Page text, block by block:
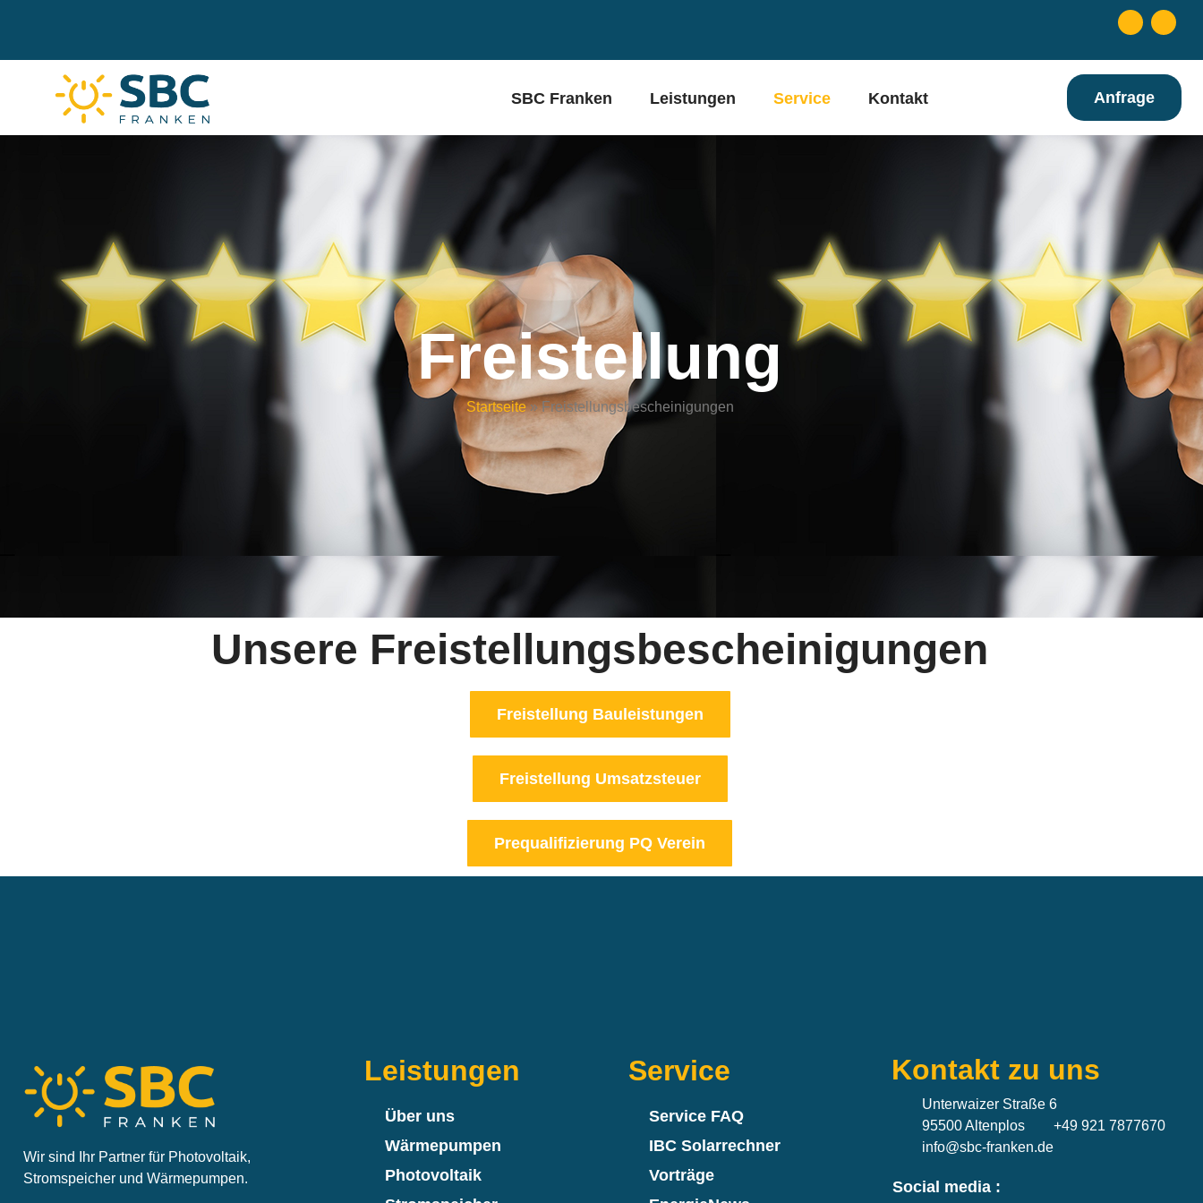
SBC Franken Leistungen Service Kontakt Anfrage
Freistellung
Startseite»Freistellungsbescheinigungen
Unsere Freistellungsbescheinigungen
Freistellung Bauleistungen
Freistellung Umsatzsteuer
Prequalifizierung PQ Verein
Wir sind Ihr Partner für Photovoltaik,
Stromspeicher und Wärmepumpen.
Leistungen
Über uns
Wärmepumpen
Photovoltaik
Service
Service FAQ
IBC Solarrechner
Vorträge
Kontakt zu uns
Unterwaizer Straße 6
95500 Altenplos
+49 921 7877670
info@sbc-franken.de
Social media :